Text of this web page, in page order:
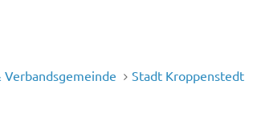
Verbandsgemeinde Stadt Kroppenstedt